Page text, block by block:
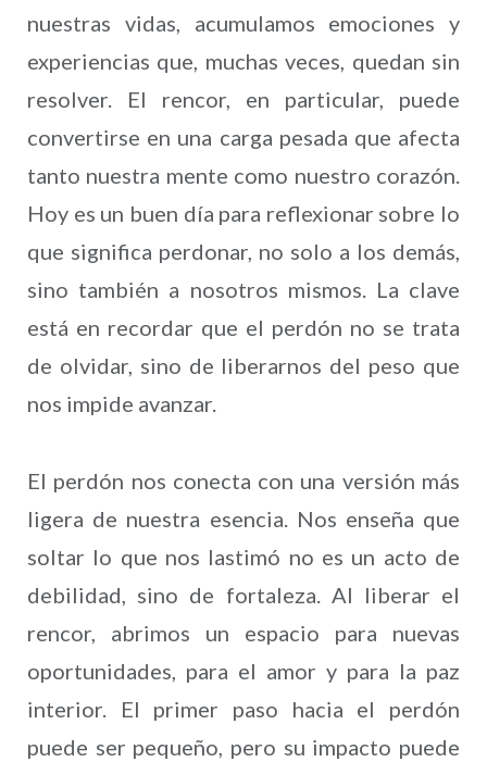
nuestras vidas, acumulamos emociones y
experiencias que, muchas veces, quedan sin
resolver. El rencor, en particular, puede
convertirse en una carga pesada que afecta
tanto nuestra mente como nuestro corazón.
Hoy es un buen día para reflexionar sobre lo
que significa perdonar, no solo a los demás,
sino también a nosotros mismos. La clave
está en recordar que el perdón no se trata
de olvidar, sino de liberarnos del peso que
nos impide avanzar.
El perdón nos conecta con una versión más
ligera de nuestra esencia. Nos enseña que
soltar lo que nos lastimó no es un acto de
debilidad, sino de fortaleza. Al liberar el
rencor, abrimos un espacio para nuevas
oportunidades, para el amor y para la paz
interior. El primer paso hacia el perdón
puede ser pequeño, pero su impacto puede